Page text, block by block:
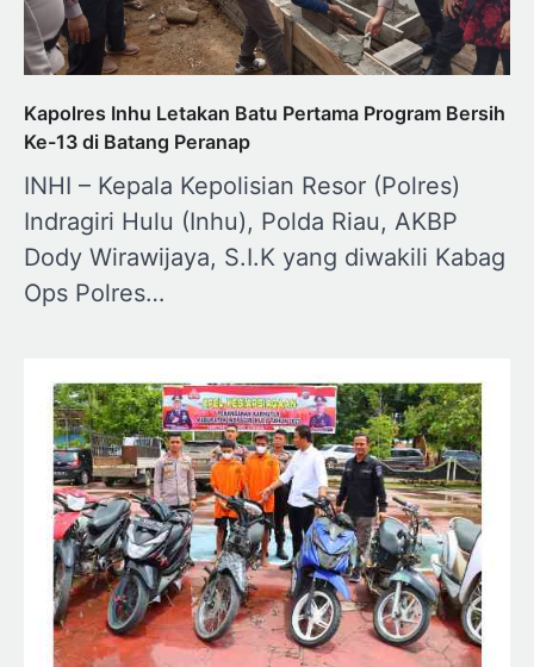
Kapolres Inhu Letakan Batu Pertama Program Bersih
Ke-13 di Batang Peranap
INHI – Kepala Kepolisian Resor (Polres)
Indragiri Hulu (Inhu), Polda Riau, AKBP
Dody Wirawijaya, S.I.K yang diwakili Kabag
Ops Polres…